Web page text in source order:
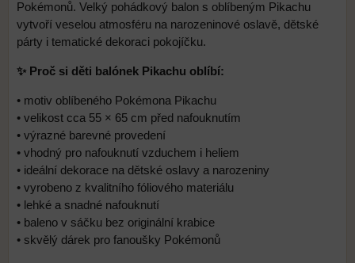
Pokémonů. Velký pohádkový balon s oblíbeným Pikachu
vytvoří veselou atmosféru na narozeninové oslavě, dětské
párty i tematické dekoraci pokojíčku.
✨ Proč si děti balónek Pikachu oblíbí:
• motiv oblíbeného Pokémona Pikachu
• velikost cca 55 × 65 cm před nafouknutím
• výrazné barevné provedení
• vhodný pro nafouknutí vzduchem i heliem
• ideální dekorace na dětské oslavy a narozeniny
• vyrobeno z kvalitního fóliového materiálu
• lehké a snadné nafouknutí
• baleno v sáčku bez originální krabice
• skvělý dárek pro fanoušky Pokémonů